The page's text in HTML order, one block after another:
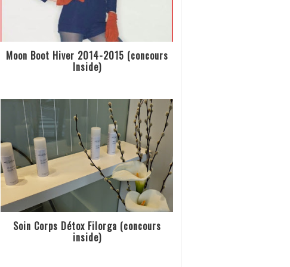
Moon Boot Hiver 2014-2015 (concours
Inside)
Soin Corps Détox Filorga (concours
inside)